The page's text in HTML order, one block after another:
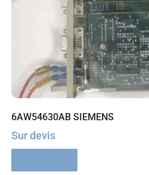
6AW54630AB SIEMENS
Sur devis